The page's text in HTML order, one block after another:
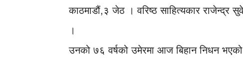
काठमाडौं,३ जेठ । वरिष्ठ साहित्यकार राजेन्द्र
।
उनको ७६ वर्षको उमेरमा आज बिहान निधन भएको